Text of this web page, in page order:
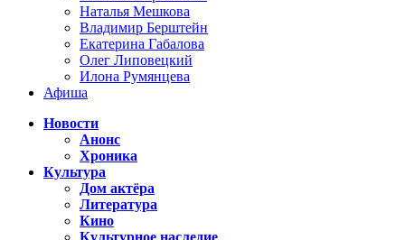
Наталья Мешкова
Владимир Берштейн
Екатерина Габалова
Олег Липовецкий
Илона Румянцева
Афиша
Новости
Анонс
Хроника
Культура
Дом актёра
Литература
Кино